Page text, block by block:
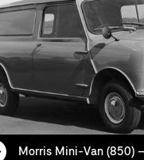
Morris Mini-Van (850)